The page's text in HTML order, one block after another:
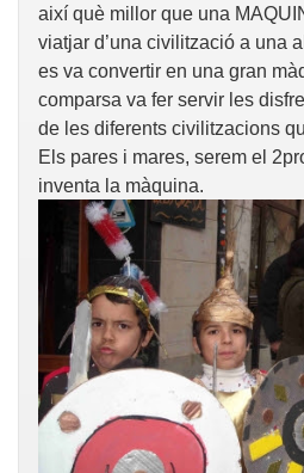
així què millor que una
viatjar d’una civilització a una
es va convertir en una gran
comparsa va fer servir les
de les diferents civilitzacions
Els pares i mares, serem el
inventa la màquina.